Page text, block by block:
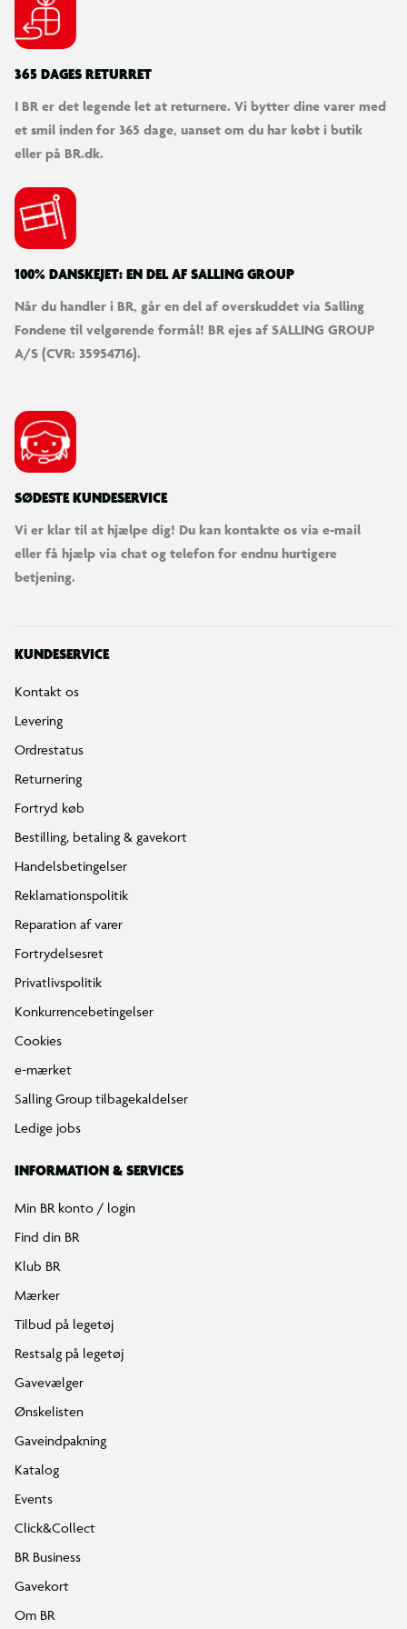
365 DAGES RETURRET
I BR er det legende let at returnere. Vi bytter dine varer med
et smil inden for 365 dage, uanset om du har købt i butik
eller på BR.dk.
100% DANSKEJET: EN DEL AF SALLING GROUP
Når du handler i BR, går en del af overskuddet via Salling
Fondene til velgørende formål! BR ejes af SALLING GROUP
A/S (CVR: 35954716).
SØDESTE KUNDESERVICE
Vi er klar til at hjælpe dig! Du kan kontakte os via e-mail
eller få hjælp via chat og telefon for endnu hurtigere
betjening.
KUNDESERVICE
Kontakt os
Levering
Ordrestatus
Returnering
Fortryd køb
Bestilling, betaling & gavekort
Handelsbetingelser
Reklamationspolitik
Reparation af varer
Fortrydelsesret
Privatlivspolitik
Konkurrencebetingelser
Cookies
e-mærket
Salling Group tilbagekaldelser
Ledige jobs
INFORMATION & SERVICES
Min BR konto / login
Find din BR
Klub BR
Mærker
Tilbud på legetøj
Restsalg på legetøj
Gavevælger
Ønskelisten
Gaveindpakning
Katalog
Events
Click&Collect
BR Business
Gavekort
Om BR